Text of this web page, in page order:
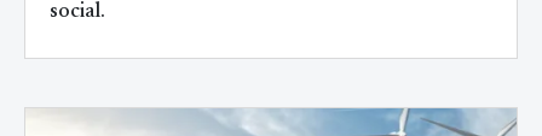
social.